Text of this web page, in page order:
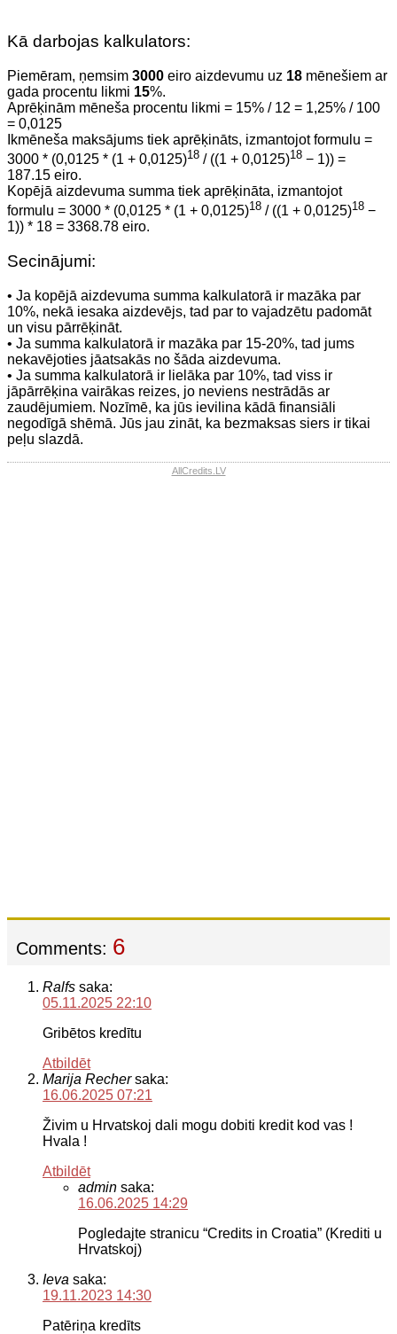
Kā darbojas kalkulators:
Piemēram, ņemsim 3000 eiro aizdevumu uz 18 mēnešiem ar
gada procentu likmi 15%.
Aprēķinām mēneša procentu likmi = 15% / 12 = 1,25% / 100
= 0,0125
Ikmēneša maksājums tiek aprēķināts, izmantojot formulu =
3000 * (0,0125 * (1 + 0,0125)18 / ((1 + 0,0125)18 − 1)) =
187.15 eiro.
Kopējā aizdevuma summa tiek aprēķināta, izmantojot
formulu = 3000 * (0,0125 * (1 + 0,0125)18 / ((1 + 0,0125)18 −
1)) * 18 = 3368.78 eiro.
Secinājumi:
• Ja kopējā aizdevuma summa kalkulatorā ir mazāka par
10%, nekā iesaka aizdevējs, tad par to vajadzētu padomāt
un visu pārrēķināt.
• Ja summa kalkulatorā ir mazāka par 15-20%, tad jums
nekavējoties jāatsakās no šāda aizdevuma.
• Ja summa kalkulatorā ir lielāka par 10%, tad viss ir
jāpārrēķina vairākas reizes, jo neviens nestrādās ar
zaudējumiem. Nozīmē, ka jūs ievilina kādā finansiāli
negodīgā shēmā. Jūs jau zināt, ka bezmaksas siers ir tikai
peļu slazdā.
AllCredits.LV
Comments: 6
Ralfs saka:
05.11.2025 22:10
Gribētos kredītu
Atbildēt
Marija Recher saka:
16.06.2025 07:21
Živim u Hrvatskoj dali mogu dobiti kredit kod vas !
Hvala !
Atbildēt
admin saka:
16.06.2025 14:29
Pogledajte stranicu “Credits in Croatia” (Krediti u
Hrvatskoj)
Ieva saka:
19.11.2023 14:30
Patēriņa kredīts